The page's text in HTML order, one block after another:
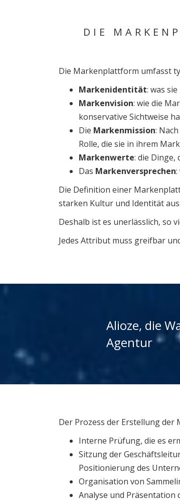
DIE
Die Markenplattform umfasst
Markenidentität: was
Markenvision: wie die
konservative Sichtweise
Die Markenmission:
Rolle, die sie in ihrem
Markenwerte: die Dinge,
Das Markenversprechen
Die Definition einer
starken Kultur und Identität
Deshalb ist es unerlässlich, so
Jedes Attribut muss greifbar
Alioze, die
Agentur
Der Prozess der Erstellung
Interne Prüfung, die es
Sitzung der
Positionierung des
Organisation von
Analyse und Präsentation